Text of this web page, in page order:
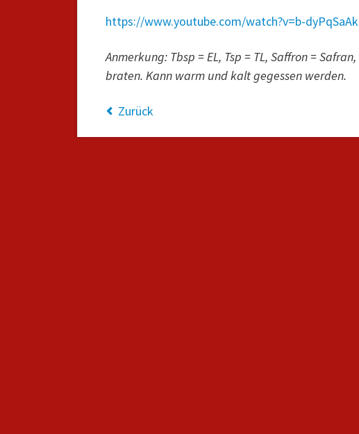
https://www.youtube.com/watch?v=b-
Anmerkung: Tbsp = EL, Tsp = TL, Saffron =
braten. Kann warm und kalt gegessen werden.
Zurück